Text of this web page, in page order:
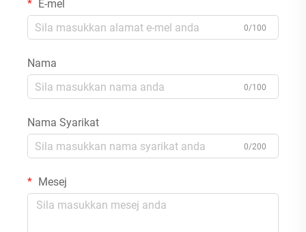
E-mel
0/100
Nama
0/100
Nama Syarikat
0/200
Mesej